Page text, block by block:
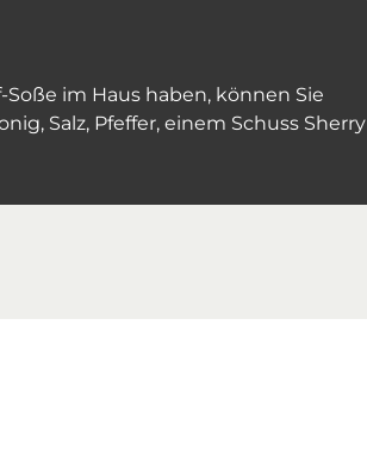
im Haus haben, können Sie
Salz, Pfeffer, einem Schuss Sherry